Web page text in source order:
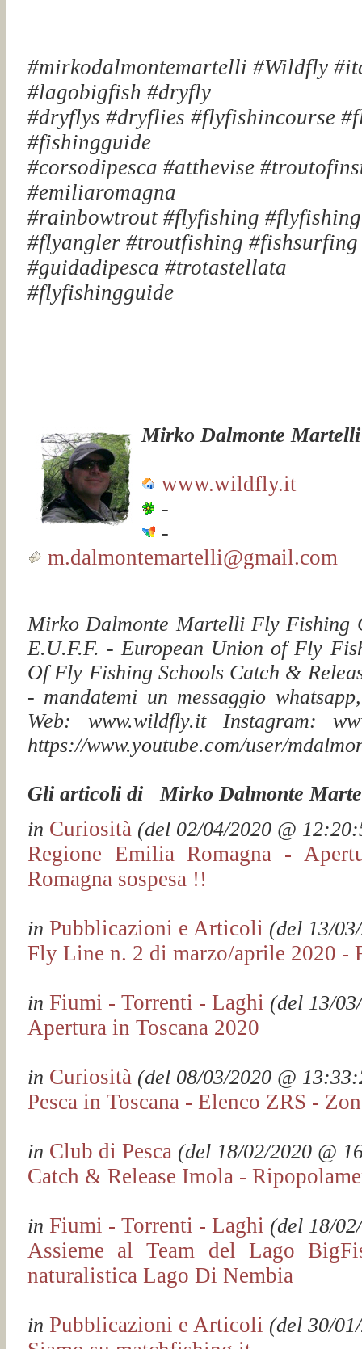
#mirkodalmontemartelli #Wildfly
#lagobigfish #dryfly
#dryflys #dryflies #flyfishincourse
#fishingguide
#corsodipesca #atthevise
#emiliaromagna
#rainbowtrout #flyfishing
#flyangler #troutfishing
#guidadipesca #trotastellata
#flyfishingguide
Mirko Dalmonte Martelli
www.wildfly.it
-
-
m.dalmontemartelli@gmail.com
Mirko Dalmonte Martelli Fly
E.U.F.F. - European Union of Fly
Of Fly Fishing Schools Catch &
- mandatemi un messaggio
Web: www.wildfly.it Instagram:
https://www.youtube.com/user/
Gli articoli di Mirko Dalmonte
in Curiosità (del 02/04/2020 @
Regione Emilia Romagna -
Romagna sospesa !!
in Pubblicazioni e Articoli (del 13/
Fly Line n. 2 di marzo/aprile 2020 -
in Fiumi - Torrenti - Laghi (del 13/
Apertura in Toscana 2020
in Curiosità (del 08/03/2020 @
Pesca in Toscana - Elenco ZRS -
in Club di Pesca (del 18/02/2020 @
Catch & Release Imola -
in Fiumi - Torrenti - Laghi (del 18/
Assieme al Team del Lago
naturalistica Lago Di Nembia
in Pubblicazioni e Articoli (del 30/